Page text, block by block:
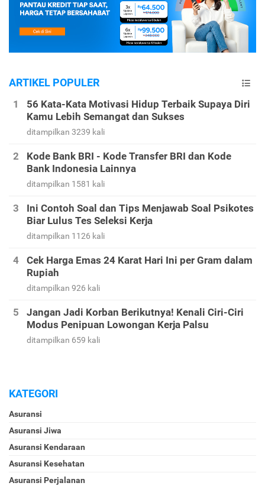
ARTIKEL POPULER
56 Kata-Kata Motivasi Hidup Terbaik Supaya Diri
Kamu Lebih Semangat dan Sukses
ditampilkan 3239 kali
Kode Bank BRI - Kode Transfer BRI dan Kode
Bank Indonesia Lainnya
ditampilkan 1581 kali
Ini Contoh Soal dan Tips Menjawab Soal Psikotes
Biar Lulus Tes Seleksi Kerja
ditampilkan 1126 kali
Cek Harga Emas 24 Karat Hari Ini per Gram dalam
Rupiah
ditampilkan 926 kali
Jangan Jadi Korban Berikutnya! Kenali Ciri-Ciri
Modus Penipuan Lowongan Kerja Palsu
ditampilkan 659 kali
KATEGORI
Asuransi
Asuransi Jiwa
Asuransi Kendaraan
Asuransi Kesehatan
Asuransi Perjalanan